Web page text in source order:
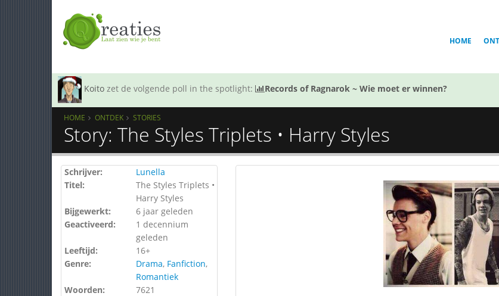
HOME
Koito zet de volgende poll in the spotlight: Records of Ragnarok ~ Wie moet er winnen?
HOME ONTDEK STORIES
Story: The Styles Triplets • Harry Styles
Schrijver:
Lunella
Titel:
The Styles Triplets •
Harry Styles
Bijgewerkt:
6 jaar geleden
Geactiveerd:
1 decennium
geleden
Leeftijd:
16+
Genre:
Drama, Fanfiction,
Romantiek
Woorden:
7621